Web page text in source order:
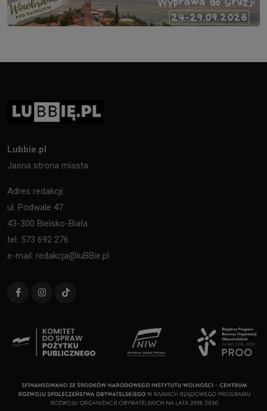
Lubbie.pl
Jasna strona miasta
Adres redakcji:
ul. Podwale 47
43-300 Bielsko-Biała
tel. 573 692 276
e-mail: redakcja@luBBie.pl